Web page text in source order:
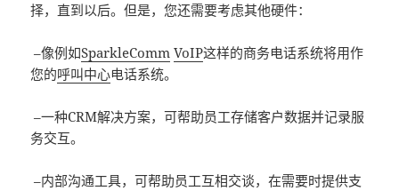
择，直到以后。但是，您还需要考虑其他硬件：
–像例如SparkleComm VoIP这样的商务电话系统将用作
您的呼叫中心电话系统。
–一种CRM解决方案，可帮助员工存储客户数据并记录服
务交互。
–内部沟通工具，可帮助员工互相交谈，在需要时提供支